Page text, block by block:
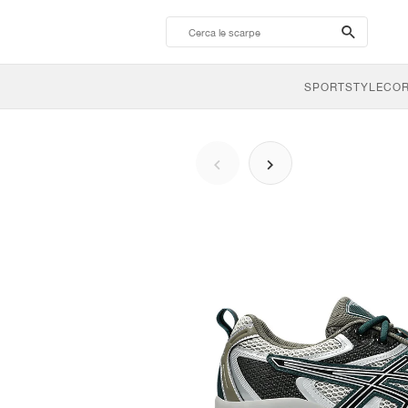
search-
btn
SPORTSTYLE